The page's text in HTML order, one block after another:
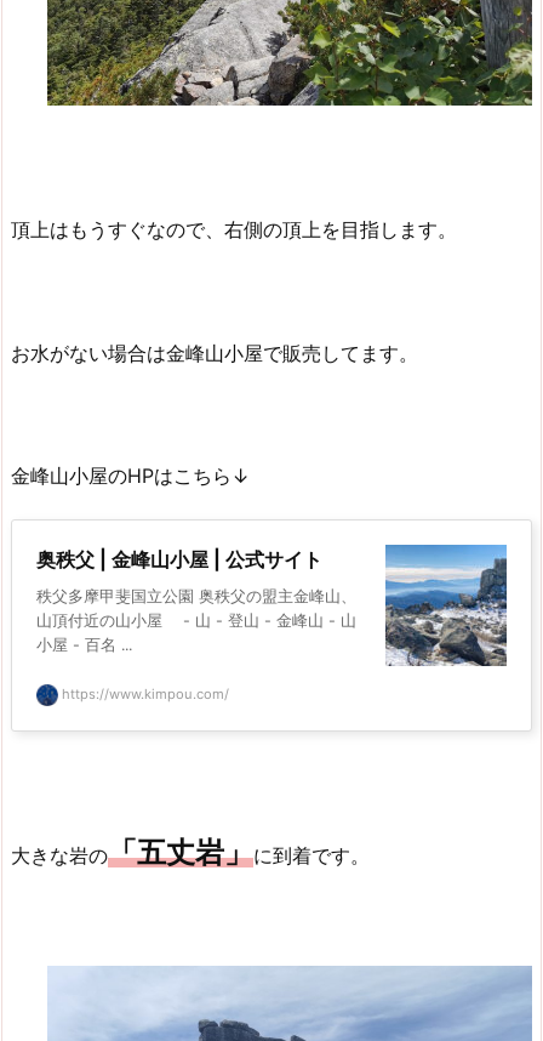
頂上はもうすぐなので、右側の頂上を目指します。
お水がない場合は金峰山小屋で販売してます。
金峰山小屋のHPはこちら↓
奥秩父 | 金峰山小屋 | 公式サイト
秩父多摩甲斐国立公園 奥秩父の盟主金峰山、
山頂付近の山小屋 - 山 - 登山 - 金峰山 - 山
小屋 - 百名 ...
https://www.kimpou.com/
大きな岩の「五丈岩」に到着です。